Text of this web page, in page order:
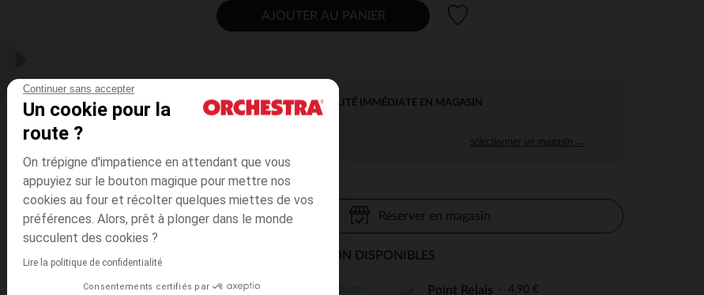
Continuer sans accepter
Un cookie pour la
route ?
On trépigne d'impatience en attendant que vous
appuyiez sur le bouton magique pour mettre nos
cookies au four et récolter quelques miettes de vos
préférences. Alors, prêt à plonger dans le monde
succulent des cookies ?
Lire la politique de confidentialité
Consentements certifiés par
AJOUTER AU PANIER
DISPONIBILITÉ IMMÉDIATE EN MAGASIN
sélectionner un magasin →
Réserver en magasin
MODES DE LIVRAISON DISPONIBLES
En magasin Point Relais 4,90 €